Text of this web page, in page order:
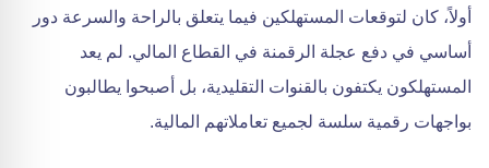
أولاً، كان لتوقعات المستهلكين فيما يتعلق بالراحة والسرعة دور
أساسي في دفع عجلة الرقمنة في القطاع المالي. لم يعد
المستهلكون يكتفون بالقنوات التقليدية، بل أصبحوا يطالبون
بواجهات رقمية سلسة لجميع تعاملاتهم المالية.